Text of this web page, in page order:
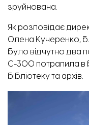
зруйнована.
Як розповідає
Олена Кучеренко,
було відчутно два
С-300 потрапила в
бібліотеку та архів.